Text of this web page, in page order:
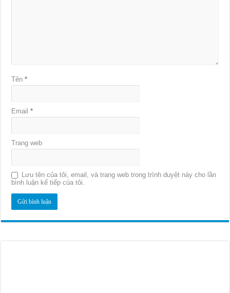
Tên*
Email*
Trang web
Lưu tên của tôi, email, và trang web trong trình duyệt này cho lần
bình luận kế tiếp của tôi.